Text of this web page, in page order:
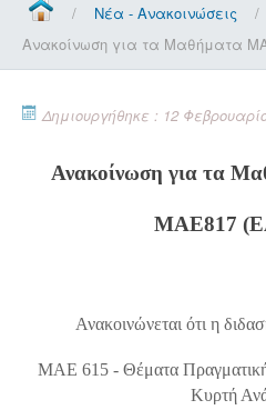
/ Νέα - Ανακοινώσεις
/
Ανακοίνωση για τα Μαθήματα
Δημιουργήθηκε : 12
Ανακοίνωση για τα
ΜΑΕ817
Ανακοινώνεται ότι η
ΜΑΕ 615 - Θέματα
Κυρτή